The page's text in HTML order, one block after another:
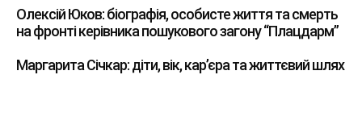
Олексій Юков: біографія, особисте життя та смерть
на фронті керівника пошукового загону “Плацдарм”
Маргарита Січкар: діти, вік, кар’єра та життєвий шлях